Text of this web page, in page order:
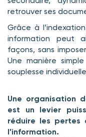
retrouver ses
Grâce à
information peut
façons, sans
Une manière
souplesse
Une organisation
est un levier
réduire les pertes
l’information.